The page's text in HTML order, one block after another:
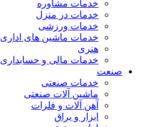
خدمات مشاوره
خدمات در منزل
خدمات ورزشی
خدمات ماشین های اداری
هنری
خدمات مالی و حسابداری
صنعت
خدمات صنعتی
ماشین آلات صنعتی
آهن آلات و فلزات
ابزار و یراق